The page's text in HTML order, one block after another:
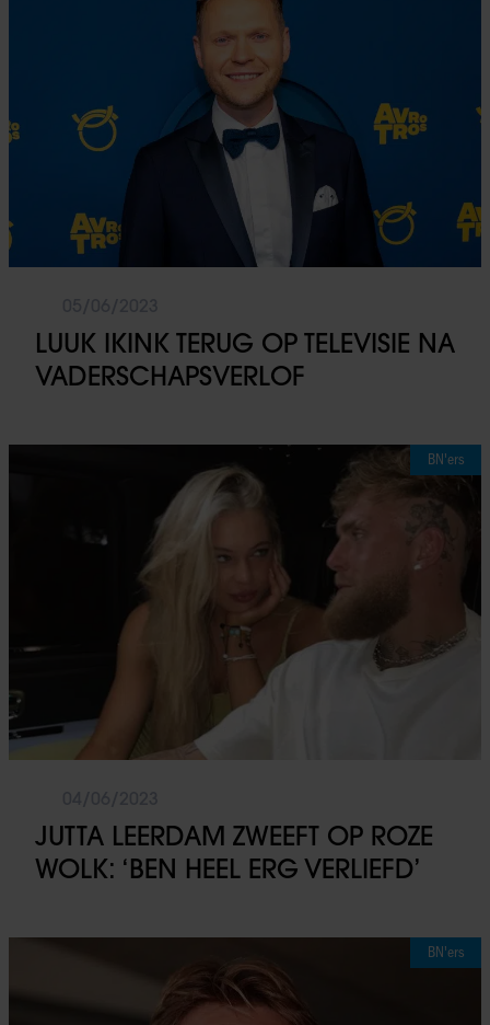
LUUK IKINK TERUG OP TELEVISIE NA
VADERSCHAPSVERLOF
BN'ers
JUTTA LEERDAM ZWEEFT OP ROZE
WOLK: ‘BEN HEEL ERG VERLIEFD’
BN'ers